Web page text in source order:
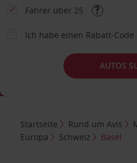
Fahrer über 25
Ich habe einen Rabatt-Code
AUTOS
Startseite Rund um Avis
Europa
Schweiz Basel